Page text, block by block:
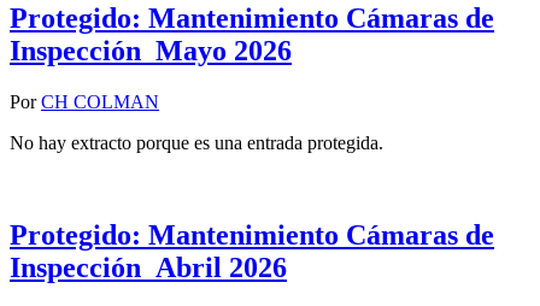
Protegido: Mantenimiento Cámaras de
Inspección_Mayo 2026
Por CH COLMAN
No hay extracto porque es una entrada protegida.
Protegido: Mantenimiento Cámaras de
Inspección_Abril 2026